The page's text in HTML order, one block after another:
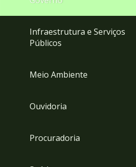
Infraestrutura e Serviços
Públicos
Meio Ambiente
Ouvidoria
Procuradoria